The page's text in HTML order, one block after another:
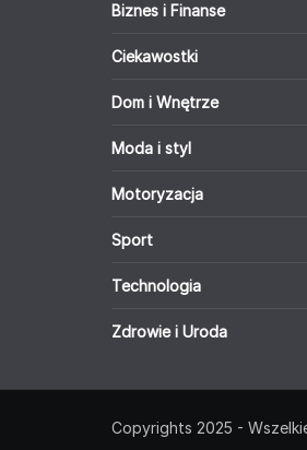
Biznes i Finanse
Ciekawostki
Dom i Wnętrze
Moda i styl
Motoryzacja
Sport
Technologia
Zdrowie i Uroda
Copyrights 2025 -